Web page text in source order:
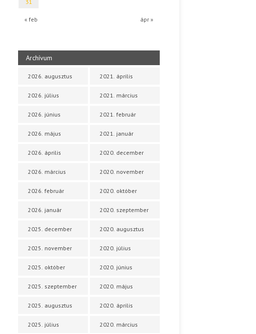
« feb ápr »
31
Archívum
2026. augusztus
2026. július
2026. június
2026. május
2026. április
2026. március
2026. február
2026. január
2025. december
2025. november
2025. október
2025. szeptember
2025. augusztus
2025. július
2021. április
2021. március
2021. február
2021. január
2020. december
2020. november
2020. október
2020. szeptember
2020. augusztus
2020. július
2020. június
2020. május
2020. április
2020. március